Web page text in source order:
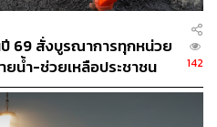
THE AUTHOR
ษ์ปัญญา
ารข่าวในประเทศ กอง
ารข่าว THE STANDARD
69 สั่งบูรณาการทุกหน่วย
ยน้ำ-ช่วยเหลือประชาชน
142